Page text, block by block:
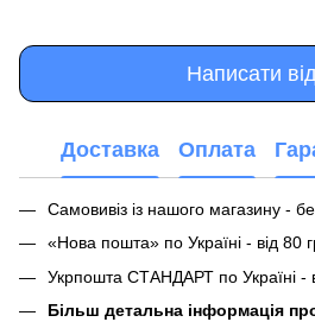
Написати
Доставка Оплата
Самовивіз із нашого магазину -
«Нова пошта» по Україні - від 80
Укрпошта СТАНДАРТ по Україні -
Більш детальна інформація